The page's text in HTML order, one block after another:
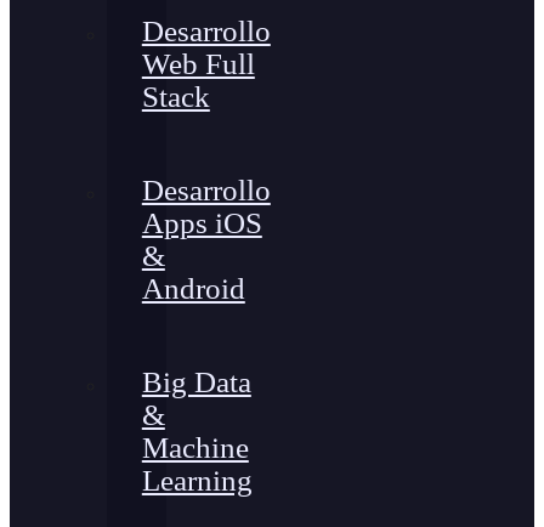
Desarrollo
Web Full
Stack
Desarrollo
Apps iOS
&
Android
Big Data
&
Machine
Learning